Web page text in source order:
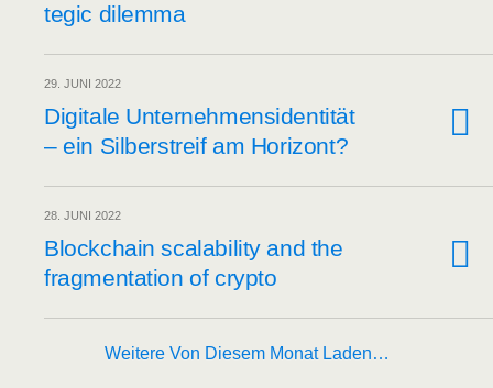
te­gic dilemma
29. JUNI 2022
Digi­ta­le Unter­neh­mens­iden­ti­tät
– ein Sil­ber­streif am Horizont?
28. JUNI 2022
Block­chain sca­la­bi­li­ty and the
frag­men­ta­ti­on of crypto
Weitere Von Diesem Monat Laden…